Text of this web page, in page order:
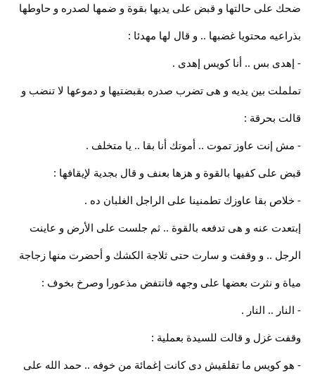
ضحك على حالتها و قبض على يديها بقوة و ضمها لصدره و حاوطها
بذراعيه محتويا غضبها .. و قال لها مهدئا :
- إهدى بس .. أنا كويس إهدى .
تململت بين يديه و هى تضرب صدره بقبضتيها و دموعها لا تنضب و
قالت بحرقة :
- مش إنت عاوز تموت .. أموتك أنا بقا .. يا متخلف .
قبض على كفيها بالقوة و هزها بعنف و قال بجدية لإيقافها :
- خلاص بقا عاوزك تطمنينا على الراجل الغلبان ده .
إبتعدت عنه و هى تدفعه بالقوة .. ثم جلست على الأرض و عاينت
الرجل .. و وقفت و سارت حتى ثلاجة الكشك و أحضرت منها زجاجة
مياة و نثرت بعضها على وجهه فانتفض مذعورا وصرخ بخوف :
- النار .. النار .
وقفت غزل و قالت للسيدة بعملية :
- هو كويس ما تقلقيش دى كانت إغمائة من خوفه .. حمد الله على